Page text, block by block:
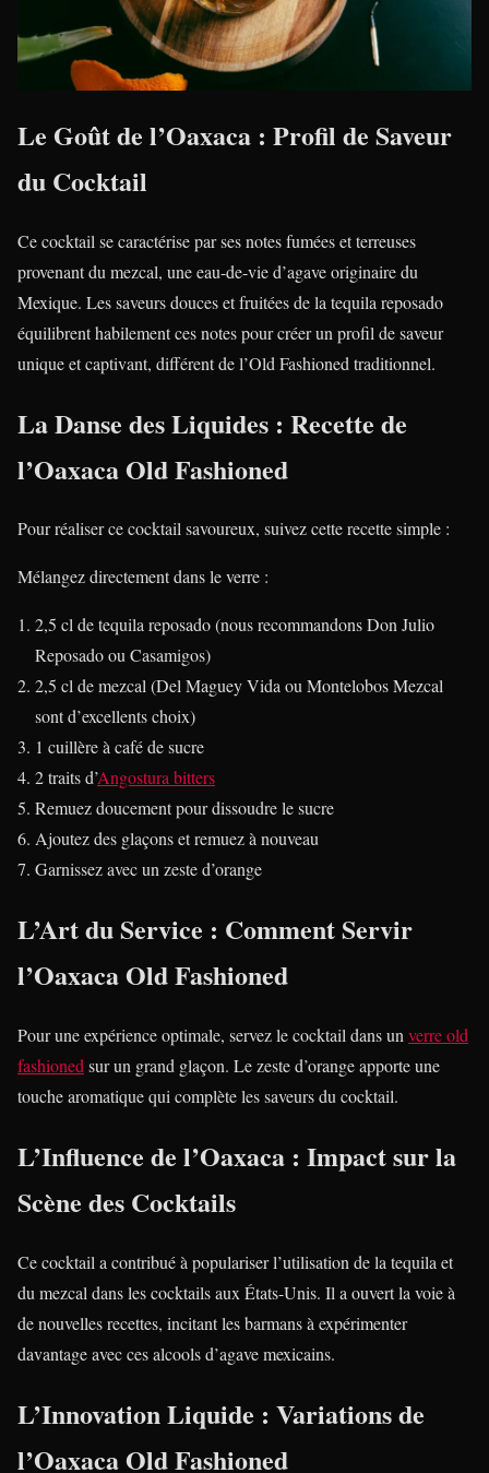
Le Goût de l’Oaxaca : Profil de Saveur
du Cocktail
Ce cocktail se caractérise par ses notes fumées et terreuses
provenant du mezcal, une eau-de-vie d’agave originaire du
Mexique. Les saveurs douces et fruitées de la tequila reposado
équilibrent habilement ces notes pour créer un profil de saveur
unique et captivant, différent de l’Old Fashioned traditionnel.
La Danse des Liquides : Recette de
l’Oaxaca Old Fashioned
Pour réaliser ce cocktail savoureux, suivez cette recette simple :
Mélangez directement dans le verre :
2,5 cl de tequila reposado (nous recommandons Don Julio
Reposado ou Casamigos)
2,5 cl de mezcal (Del Maguey Vida ou Montelobos Mezcal
sont d’excellents choix)
1 cuillère à café de sucre
2 traits d’Angostura bitters
Remuez doucement pour dissoudre le sucre
Ajoutez des glaçons et remuez à nouveau
Garnissez avec un zeste d’orange
L’Art du Service : Comment Servir
l’Oaxaca Old Fashioned
Pour une expérience optimale, servez le cocktail dans unverre old
fashionedsur un grand glaçon. Le zeste d’orange apporte une
touche aromatique qui complète les saveurs du cocktail.
L’Influence de l’Oaxaca : Impact sur la
Scène des Cocktails
Ce cocktail a contribué à populariser l’utilisation de la tequila et
du mezcal dans les cocktails aux États-Unis. Il a ouvert la voie à
de nouvelles recettes, incitant les barmans à expérimenter
davantage avec ces alcools d’agave mexicains.
L’Innovation Liquide : Variations de
l’Oaxaca Old Fashioned